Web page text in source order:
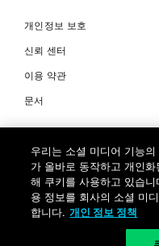
개인정보 보호
신뢰 센터
이용 약관
문서
Networks Korea, Ltd. All
소유권은 각 소유자에게 있
대표자 : 제프리찰스트루 서
생명 서초타워) TEL: +82-2-
우리는 소셜 미디어 기능
가 올바로 동작하고 개인
해 쿠키를 사용하고 있습
용 정보를 회사의 소셜 미
합니다. 개인 정보 정책